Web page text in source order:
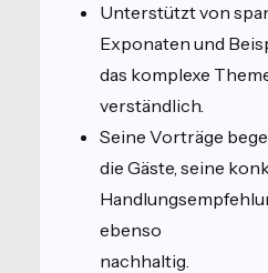
Unterstützt von
Exponaten und
das komplexe
verständlich.
Seine Vorträge
die Gäste, seine
ebenso
nachhaltig.